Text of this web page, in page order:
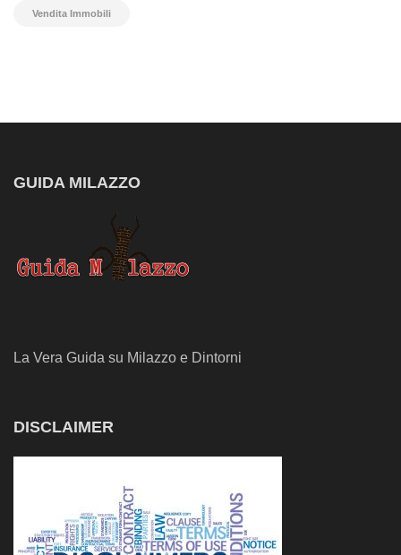
Vendita Immobili
GUIDA MILAZZO
La Vera Guida su Milazzo e Dintorni
DISCLAIMER